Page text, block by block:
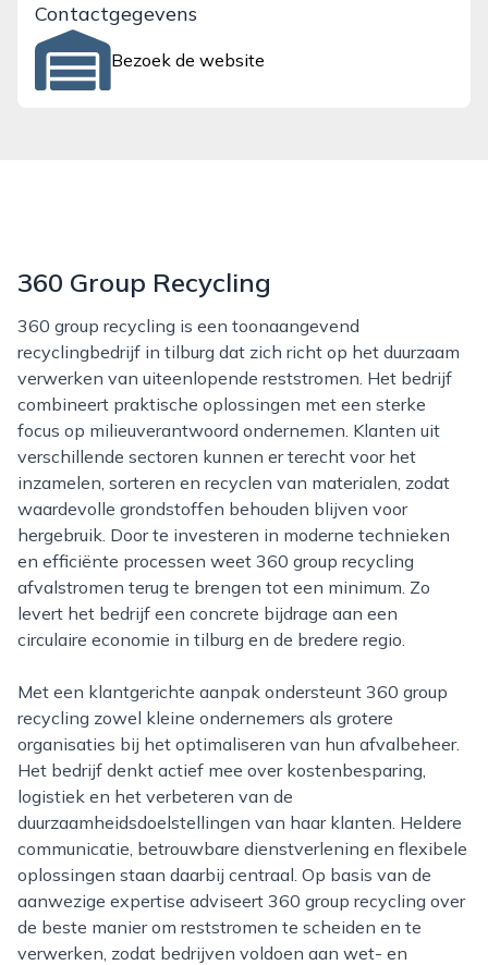
Contactgegevens
Bezoek de website
360 Group Recycling
360 group recycling is een toonaangevend
recyclingbedrijf in tilburg dat zich richt op het duurzaam
verwerken van uiteenlopende reststromen. Het bedrijf
combineert praktische oplossingen met een sterke
focus op milieuverantwoord ondernemen. Klanten uit
verschillende sectoren kunnen er terecht voor het
inzamelen, sorteren en recyclen van materialen, zodat
waardevolle grondstoffen behouden blijven voor
hergebruik. Door te investeren in moderne technieken
en efficiënte processen weet 360 group recycling
afvalstromen terug te brengen tot een minimum. Zo
levert het bedrijf een concrete bijdrage aan een
circulaire economie in tilburg en de bredere regio.
Met een klantgerichte aanpak ondersteunt 360 group
recycling zowel kleine ondernemers als grotere
organisaties bij het optimaliseren van hun afvalbeheer.
Het bedrijf denkt actief mee over kostenbesparing,
logistiek en het verbeteren van de
duurzaamheidsdoelstellingen van haar klanten. Heldere
communicatie, betrouwbare dienstverlening en flexibele
oplossingen staan daarbij centraal. Op basis van de
aanwezige expertise adviseert 360 group recycling over
de beste manier om reststromen te scheiden en te
verwerken, zodat bedrijven voldoen aan wet- en